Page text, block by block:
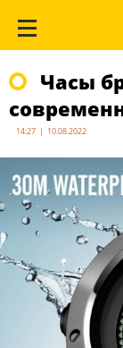
Часы
14:27 | 10.08.2022